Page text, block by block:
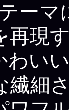
ー
再現
わい
繊細